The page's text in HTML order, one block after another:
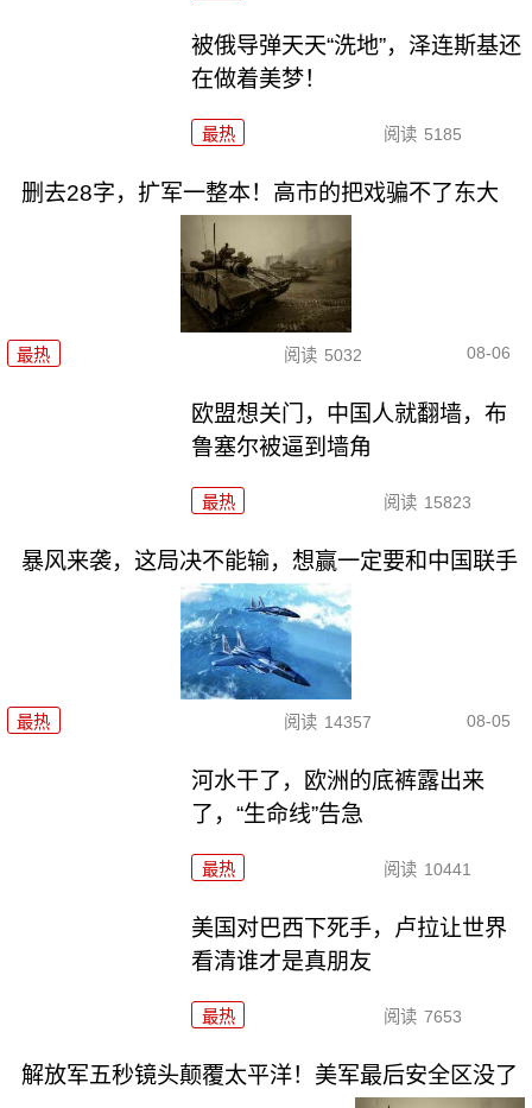
被俄导弹天天“洗地”，泽连斯基还
在做着美梦！
最热 阅读 5185
删去28字，扩军一整本！高市的把戏骗不了东大
最热 阅读 5032 08-06
欧盟想关门，中国人就翻墙，布
鲁塞尔被逼到墙角
最热 阅读 15823
暴风来袭，这局决不能输，想赢一定要和中国联手
最热 阅读 14357 08-05
河水干了，欧洲的底裤露出来
了，“生命线”告急
最热 阅读 10441
美国对巴西下死手，卢拉让世界
看清谁才是真朋友
最热 阅读 7653
解放军五秒镜头颠覆太平洋！美军最后安全区没了